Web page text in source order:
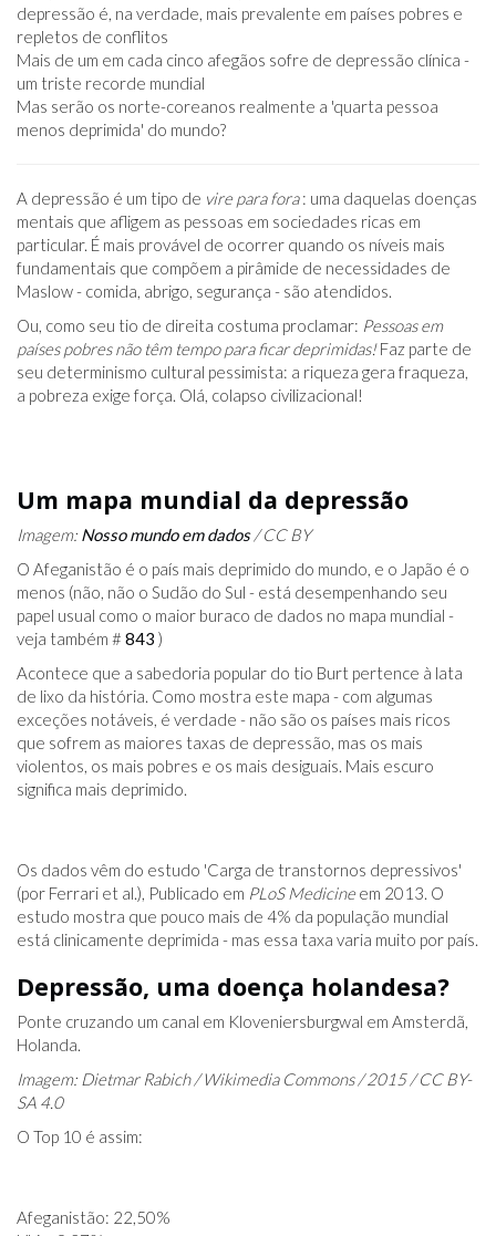
depressão é, na verdade, mais prevalente em países pobres e
repletos de conflitos
Mais de um em cada cinco afegãos sofre de depressão clínica -
um triste recorde mundial
Mas serão os norte-coreanos realmente a 'quarta pessoa
menos deprimida' do mundo?
A depressão é um tipo de vire para fora: uma daquelas doenças
mentais que afligem as pessoas em sociedades ricas em
particular. É mais provável de ocorrer quando os níveis mais
fundamentais que compõem a pirâmide de necessidades de
Maslow - comida, abrigo, segurança - são atendidos.
Ou, como seu tio de direita costuma proclamar: Pessoas em
países pobres não têm tempo para ficar deprimidas!Faz parte de
seu determinismo cultural pessimista: a riqueza gera fraqueza,
a pobreza exige força. Olá, colapso civilizacional!
Um mapa mundial da depressão
Imagem: Nosso mundo em dados/ CC BY
O Afeganistão é o país mais deprimido do mundo, e o Japão é o
menos (não, não o Sudão do Sul - está desempenhando seu
papel usual como o maior buraco de dados no mapa mundial -
veja também # 843 )
Acontece que a sabedoria popular do tio Burt pertence à lata
de lixo da história. Como mostra este mapa - com algumas
exceções notáveis, é verdade - não são os países mais ricos
que sofrem as maiores taxas de depressão, mas os mais
violentos, os mais pobres e os mais desiguais. Mais escuro
significa mais deprimido.
Os dados vêm do estudo 'Carga de transtornos depressivos'
(por Ferrari et al.), Publicado em PLoS Medicineem 2013. O
estudo mostra que pouco mais de 4% da população mundial
está clinicamente deprimida - mas essa taxa varia muito por país.
Depressão, uma doença holandesa?
Ponte cruzando um canal em Kloveniersburgwal em Amsterdã,
Holanda.
Imagem: Dietmar Rabich / Wikimedia Commons / 2015 / CC BY-
SA 4.0
O Top 10 é assim:
Afeganistão: 22,50%